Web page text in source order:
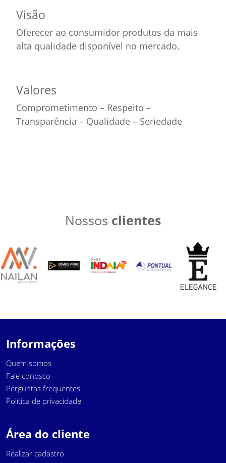
Visão
Oferecer ao consumidor produtos da mais
alta qualidade disponível no mercado.
Valores
Comprometimento – Respeito –
Transparência – Qualidade – Seriedade
Nossos clientes
Informações
Quem somos
Fale conosco
Perguntas frequentes
Política de privacidade
Área do cliente
Realizar cadastro